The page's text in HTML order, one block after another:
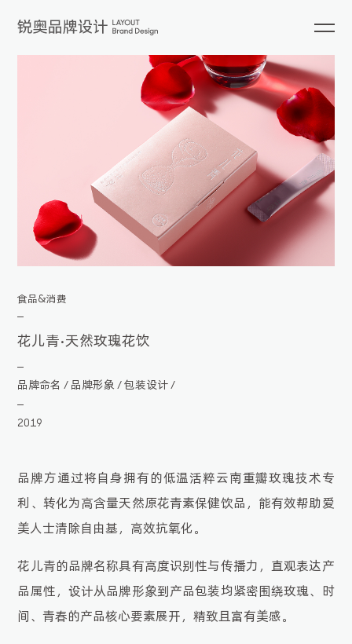
食品&消费
花儿青•天然玫瑰花饮
品牌命名 / 品牌形象 /包装设计 /
2019
品牌方通过将自身拥有的低温活粹云南重瓣玫瑰技术专
利、转化为高含量天然原花青素保健饮品，能有效帮助爱
美人士清除自由基，高效抗氧化。
花儿青的品牌名称具有高度识别性与传播力，直观表达产
品属性，设计从品牌形象到产品包装均紧密围绕玫瑰、时
间、青春的产品核心要素展开，精致且富有美感。